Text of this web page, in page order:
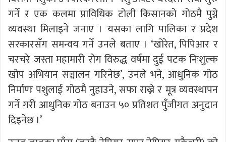
गर्ने र एक कलमा प्राविधिक टोली किसानको गोठमै पुग्ने
व्यवस्था मिलाइने जनाए । यसका लागि पालिका र प्रदेश
सरकारसँग समन्वय गर्ने उनले बताए । ‘खोरेत, पिपिआर र
चरचरे जस्ता महामारी रोग विरुद्ध वर्षमा दुई पटक निःशुल्क
खोप अभियान सञ्चालन गरिनेछ’, उनले भने, आधुनिक गोठ
निर्माणः पशुलाई गोठमै नुहाउने, सफा राख्ने र मूत्र व्यवस्थापन
गर्ने गरी आधुनिक गोठ बनाउन ५० प्रतिशत पुँजीगत अनुदान
दिइनेछ ।’